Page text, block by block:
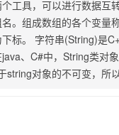
工具，可以进行数据互
。组成数组的各个变量
标。 字符串(String)是
、C#中，String类对
对象的不可变，所以